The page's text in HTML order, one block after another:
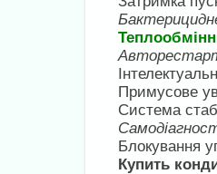
Примусове
Система
Блокування
Купить